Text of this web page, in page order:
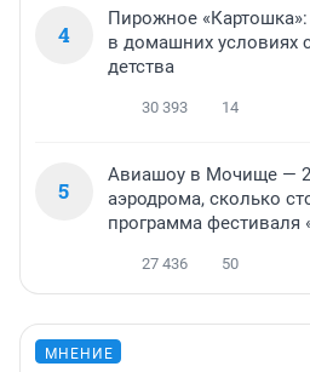
4
Пирожное
в домашних условиях
детства
30 393 14
5
Авиашоу в Мочище —
аэродрома, сколько
программа фестиваля
27 436 50
МНЕНИЕ